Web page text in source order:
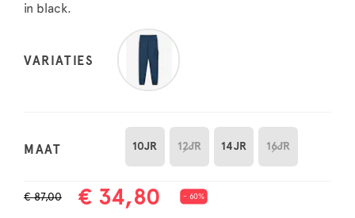
in black.
VARIATIES
MAAT 10JR 12JR 14JR 16JR
€ 87,00 € 34,80 - 60%